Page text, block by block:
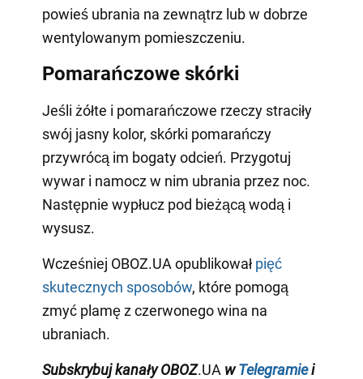
powieś ubrania na zewnątrz lub w dobrze
wentylowanym pomieszczeniu.
Pomarańczowe skórki
Jeśli żółte i pomarańczowe rzeczy straciły
swój jasny kolor, skórki pomarańczy
przywrócą im bogaty odcień. Przygotuj
wywar i namocz w nim ubrania przez noc.
Następnie wypłucz pod bieżącą wodą i
wysusz.
Wcześniej OBOZ.UA opublikował pięć
skutecznych sposobów, które pomogą
zmyć plamę z czerwonego wina na
ubraniach.
SubskrybujkanałyOBOZ.UA wTelegramiei